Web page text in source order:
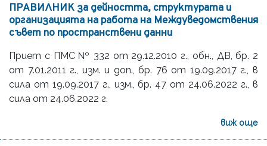
ПРАВИЛНИК за дейността, структурата и
организацията на работа на Междуведомствения
съвет по пространствени данни
Приет с ПМС № 332 от 29.12.2010 г., обн., ДВ, бр. 2
от 7.01.2011 г., изм. и доп., бр. 76 от 19.09.2017 г., в
сила от 19.09.2017 г., изм., бр. 47 от 24.06.2022 г., в
сила от 24.06.2022 г.
виж още